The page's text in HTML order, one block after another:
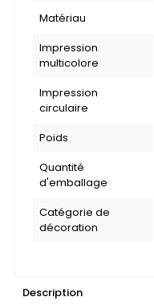
Matériau
Impression
multicolore
Impression
circulaire
Poids
Quantité
d'emballage
Catégorie de
décoration
Description